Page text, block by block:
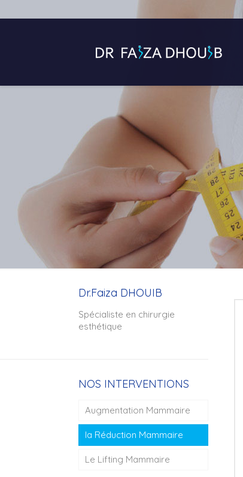
Dr.Faiza DHOUIB
Spécialiste en chirurgie
esthétique
NOS INTERVENTIONS
Augmentation Mammaire
la Réduction Mammaire
Le Lifting Mammaire